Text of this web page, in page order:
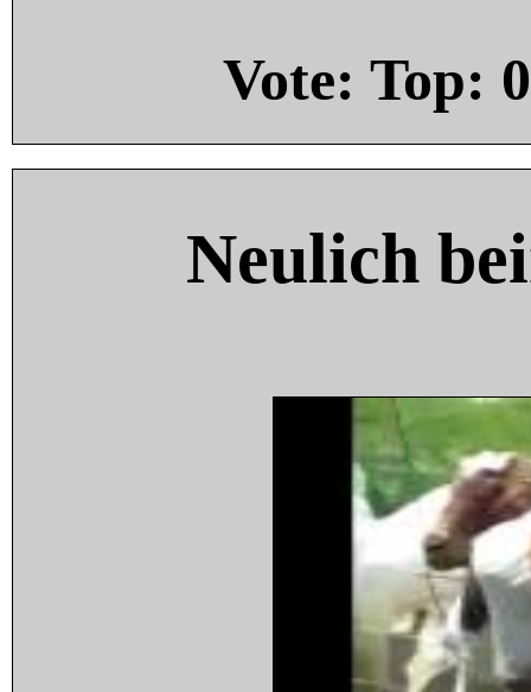
Vote: Top: 0
Neulich